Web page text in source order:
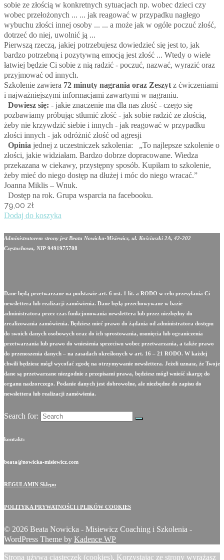
sobie ze złością w konkretnych sytuacjach np. wobec dzieci czy
wobec przełożonych ... ... jak reagować w przypadku nagłego
wybuchu złości innej osoby ... ... a może jak w ogóle poczuć złość,
dotrzeć do niej, uwolnić ją ...
Pierwszą rzeczą, jakiej potrzebujesz dowiedzieć się jest to, jak
bardzo potrzebną i pozytywną emocją jest złość ... Wtedy o wiele
łatwiej będzie Ci sobie z nią radzić - poczuć, nazwać, wyrazić oraz
przyjmować od innych.
Szkolenie zawiera 72 minuty nagrania oraz Zeszyt z ćwiczeniami
i najważniejszymi informacjami zawartymi w nagraniu.
Dowiesz się: - jakie znaczenie ma dla nas złość - czego się
pozbawiamy próbując stłumić złość - jak sobie radzić ze złością,
żeby nie krzywdzić siebie i innych - jak reagować w przypadku
złości innych - jak odróżnić złość od agresji
Opinia jednej z uczestniczek szkolenia: „To najlepsze szkolenie o
złości, jakie widziałam. Bardzo dobrze dopracowane. Wiedza
przekazana w ciekawy, przystępny sposób. Kupiłam to szkolenie,
żeby mieć do niego dostęp na dłużej i móc do niego wracać.”
Joanna Miklis – Wnuk.
Dostęp na rok. Grupa wsparcia na facebooku.
79,00 zł
Dodaj do koszyka
Administratorem strony jest Beata Nowicka-Misiewicz, ul. Kościuszki 2A, 42-202
Częstochowa, NIP 9491975708
Dane będą przetwarzane na podstawie art. 6 ust. 1 lit. a RODO w celu przesyłania Ci
newslettera lub realizacji zamówienia. Dane będą przechowywane w bazie
administratora przez czas funkcjonowania newslettera lub przez niezbędny do
zrealizowania zamówienia. Będziesz mieć prawo do żądania od administratora dostępu
do swoich danych osobowych oraz do ich sprostowania, usunięcia lub ograniczenia
przetwarzania lub prawo do wniesienia sprzeciwu wobec przetwarzania, a także prawo
do przenoszenia danych – na zasadach określonych w art. 16 – 21 RODO. W każdej
chwili będziesz mógł wycofać zgodę na otrzymywanie newslettera. Jeżeli uznasz, że Twoje
dane są przetwarzane niezgodnie z przepisami prawa, będziesz mógł wnieść skargę do
organu nadzorczego. Podanie danych jest dobrowolne, ale niezbędne do zapisu do
newslettera lub realizacji zamówienia.
Search for:
kontakt:
beata@nowicka-misiewicz.com
REGULAMIN Sklepu
POLITYKA PRYWATNOŚCI i PLIKÓW COOKIES
© 2026 Beata Nowicka - Misiewicz Coaching i Szkolenia -
WordPress Theme by Kadence WP
Strona używa ciasteczek (cookies). Korzystając ze strony wyrażasz